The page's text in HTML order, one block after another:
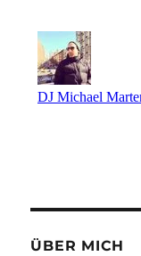
ÜBER MICH